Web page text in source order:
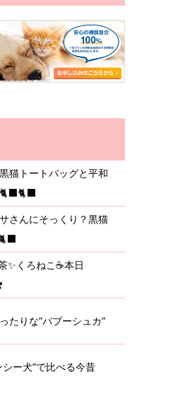
猫トートバッグと平和
さんにそっくり？黒猫
✨くろねこ☕️本日
たりな”バブーシュカ”
シー犬”で比べる今昔